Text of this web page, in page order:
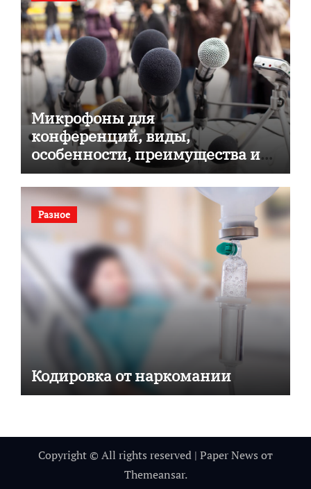
Микрофоны для
конференций, виды,
особенности, преимущества и
советы по выбору
Разное
Кодировка от наркомании
Copyright © All rights reserved | Paper News от
Themeansar.